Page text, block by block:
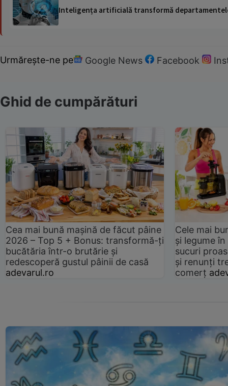
Inteligența artificială transformă
Urmărește-ne pe Google News Facebook
Ghid de cumpărături
Cea mai bună mașină de făcut pâine
2026 – Top 5 + Bonus: transformă-ți
bucătăria într-o brutărie și
redescoperă gustul pâinii de casă
adevarul.ro
Cele mai
și legume
sucuri
și renunți
comerț